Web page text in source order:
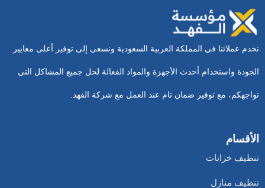
نخدم عملائنا في المملكة العربية السعودية ونسعى إلى توفير أعلى معايير
الجودة واستخدام أحدث الأجهزة والمواد الفعالة لحل جميع المشاكل التي
تواجهكم، مع توفير ضمان تام عند العمل مع شركة الفهد.
الأقسام
تنظيف خزانات
تنظيف منازل